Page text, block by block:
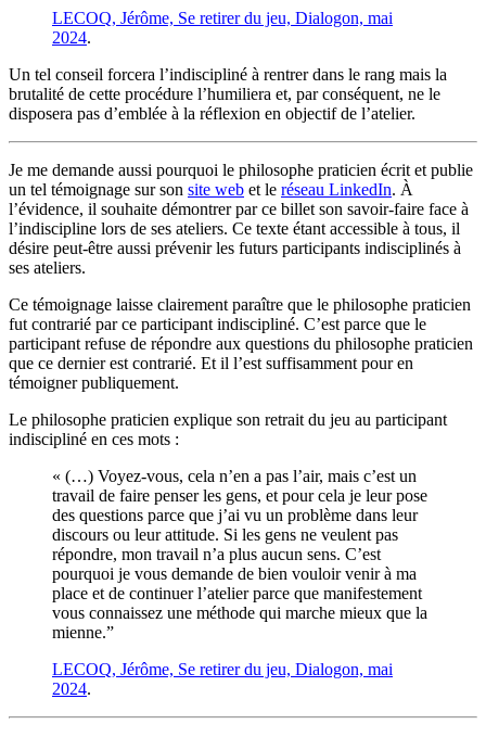
LECOQ, Jérôme, Se retirer du jeu, Dialogon, mai
2024.
Un tel conseil forcera l’indiscipliné à rentrer dans le rang mais la
brutalité de cette procédure l’humiliera et, par conséquent, ne le
disposera pas d’emblée à la réflexion en objectif de l’atelier.
Je me demande aussi pourquoi le philosophe praticien écrit et publie
un tel témoignage sur son site web et le réseau LinkedIn. À
l’évidence, il souhaite démontrer par ce billet son savoir-faire face à
l’indiscipline lors de ses ateliers. Ce texte étant accessible à tous, il
désire peut-être aussi prévenir les futurs participants indisciplinés à
ses ateliers.
Ce témoignage laisse clairement paraître que le philosophe praticien
fut contrarié par ce participant indiscipliné. C’est parce que le
participant refuse de répondre aux questions du philosophe praticien
que ce dernier est contrarié. Et il l’est suffisamment pour en
témoigner publiquement.
Le philosophe praticien explique son retrait du jeu au participant
indiscipliné en ces mots :
« (…) Voyez-vous, cela n’en a pas l’air, mais c’est un
travail de faire penser les gens, et pour cela je leur pose
des questions parce que j’ai vu un problème dans leur
discours ou leur attitude. Si les gens ne veulent pas
répondre, mon travail n’a plus aucun sens. C’est
pourquoi je vous demande de bien vouloir venir à ma
place et de continuer l’atelier parce que manifestement
vous connaissez une méthode qui marche mieux que la
mienne.”
LECOQ, Jérôme, Se retirer du jeu, Dialogon, mai
2024.